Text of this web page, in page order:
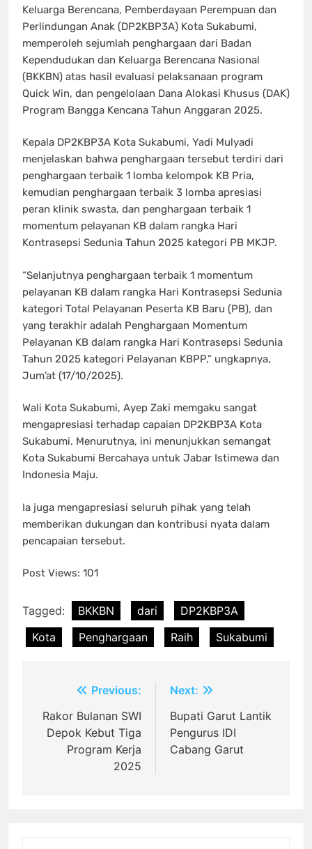
Keluarga Berencana, Pemberdayaan Perempuan dan
Perlindungan Anak (DP2KBP3A) Kota Sukabumi,
memperoleh sejumlah penghargaan dari Badan
Kependudukan dan Keluarga Berencana Nasional
(BKKBN) atas hasil evaluasi pelaksanaan program
Quick Win, dan pengelolaan Dana Alokasi Khusus (DAK)
Program Bangga Kencana Tahun Anggaran 2025.
Kepala DP2KBP3A Kota Sukabumi, Yadi Mulyadi
menjelaskan bahwa penghargaan tersebut terdiri dari
penghargaan terbaik 1 lomba kelompok KB Pria,
kemudian penghargaan terbaik 3 lomba apresiasi
peran klinik swasta, dan penghargaan terbaik 1
momentum pelayanan KB dalam rangka Hari
Kontrasepsi Sedunia Tahun 2025 kategori PB MKJP.
“Selanjutnya penghargaan terbaik 1 momentum
pelayanan KB dalam rangka Hari Kontrasepsi Sedunia
kategori Total Pelayanan Peserta KB Baru (PB), dan
yang terakhir adalah Penghargaan Momentum
Pelayanan KB dalam rangka Hari Kontrasepsi Sedunia
Tahun 2025 kategori Pelayanan KBPP,” ungkapnya,
Jum’at (17/10/2025).
Wali Kota Sukabumi, Ayep Zaki memgaku sangat
mengapresiasi terhadap capaian DP2KBP3A Kota
Sukabumi. Menurutnya, ini menunjukkan semangat
Kota Sukabumi Bercahaya untuk Jabar Istimewa dan
Indonesia Maju.
Ia juga mengapresiasi seluruh pihak yang telah
memberikan dukungan dan kontribusi nyata dalam
pencapaian tersebut.
Post Views: 101
Tagged: BKKBN dari
DP2KBP3A
Kota
Penghargaan Raih Sukabumi
navigation
Previous:
Rakor Bulanan SWI
Depok Kebut Tiga
Program Kerja
2025
Next:
Bupati Garut Lantik
Pengurus IDI
Cabang Garut